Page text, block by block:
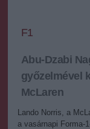
F1
Abu-Dzabi
győzelmével
McLaren
Lando Norris, a
a vasárnapi Forma-